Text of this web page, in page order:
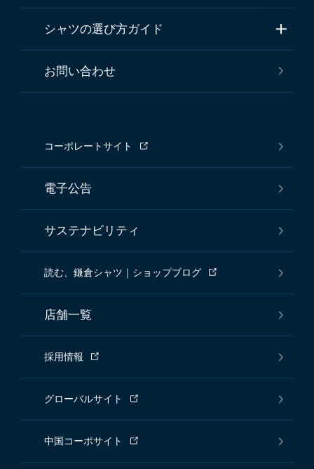
シャツの選び方ガイド
お問い合わせ
コーポレートサイト
電子公告
サステナビリティ
読む、鎌倉シャツ｜ショップブログ
店舗一覧
採用情報
グローバルサイト
中国コーポサイト